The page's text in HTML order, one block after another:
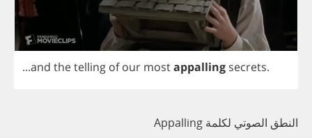
...and thetelling of our mostappalling secrets.
النطق الصوتي لكلمة Appalling